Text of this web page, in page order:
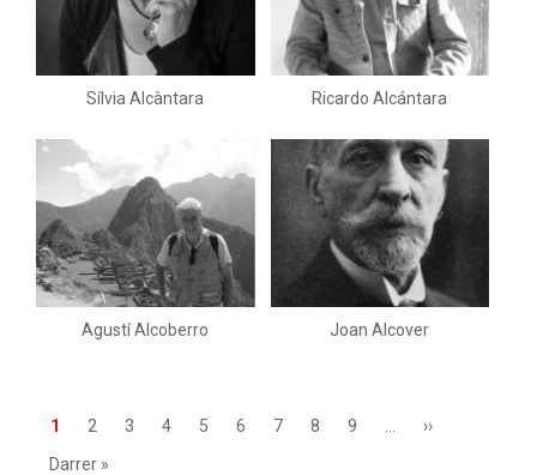
Sílvia Alcàntara Ricardo Alcántara
Agustí Alcoberro Joan Alcover
Pàgina
1 Page
2 Page
3 Page
4 Page
5 Page
6 Page
7 Page
8 Page
9
Pàgina
››
Última
Darrer »